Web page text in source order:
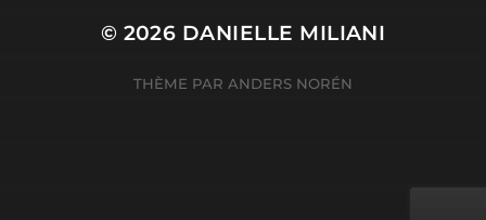
© 2026 DANIELLE MILIANI
THÈME PAR ANDERS NORÉN